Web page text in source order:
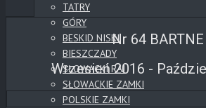
TATRY
GÓRY
BESKID NISKI
BIESZCZADY
SŁOWACKI RAJ
SŁOWACKIE ZAMKI
POLSKIE ZAMKI
Nr 64 BARTNE
Wrzesień 2016 -